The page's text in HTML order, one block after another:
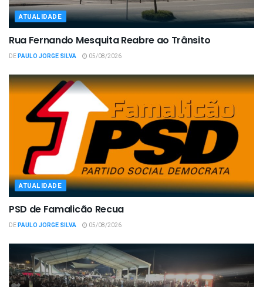
ATUALIDADE
Rua Fernando Mesquita Reabre ao Trânsito
DEPAULO JORGE SILVA 05/08/2026
ATUALIDADE
PSD de Famalicão Recua
DEPAULO JORGE SILVA 05/08/2026